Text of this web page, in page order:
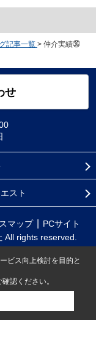
記事一覧 > 仲介実績㊱
せ
スト
マップ
PCサイト
All rights reserved.
ビス向上検討を目的と
確認ください。